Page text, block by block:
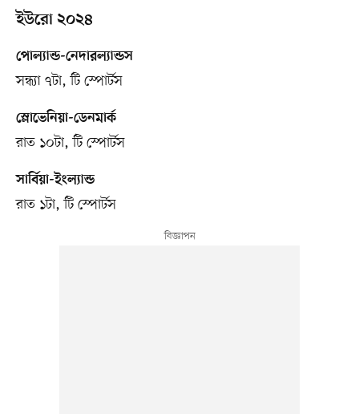
ইউরো ২০২৪
পোল্যান্ড-নেদারল্যান্ডস
সন্ধ্যা ৭টা, টি স্পোর্টস
স্লোভেনিয়া-ডেনমার্ক
রাত ১০টা, টি স্পোর্টস
সার্বিয়া-ইংল্যান্ড
রাত ১টা, টি স্পোর্টস